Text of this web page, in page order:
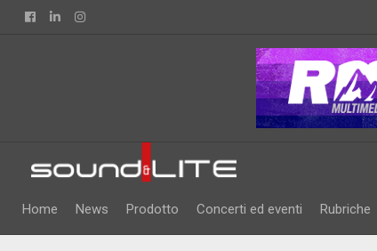
FacebookLinkedin
Home News Prodotto Concerti ed eventi Rubriche